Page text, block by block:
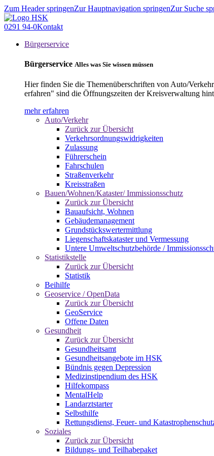
Zum Header springenZur Hauptnavigation springenZur Suche
0291 94-0Kontakt
Bürgerservice
Bürgerservice Alles was Sie wissen müssen
Hier finden Sie die Themenüberschriften von Auto/
erfahren" sind die Öffnungszeiten der Kreisverwaltung
mehr erfahren
Auto/Verkehr
Zurück zur Übersicht
Verkehrsordnungswidrigkeiten
Zulassung
Führerschein
Fahrschulen
Straßenverkehr
Kreisstraßen
Bauen/Wohnen/Kataster/ Immissionsschutz
Zurück zur Übersicht
Bauaufsicht, Wohnen
Gebäudemanagement
Grundstückswertermittlung
Liegenschaftskataster und Vermessung
Untere Umweltschutzbehörde /
Statistikstelle
Zurück zur Übersicht
Statistik
Beihilfe
Geoservice / OpenData
Zurück zur Übersicht
GeoService
Offene Daten
Gesundheit
Zurück zur Übersicht
Gesundheitsamt
Gesundheitsangebote im HSK
Bündnis gegen Depression
Medizinstipendium des HSK
Hilfekompass
MentalHelp
Landarztstarter
Selbsthilfe
Rettungsdienst, Feuer- und
Soziales
Zurück zur Übersicht
Bildungs- und Teilhabepaket